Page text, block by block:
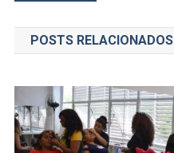
de
Post
POSTS RELACIONADOS